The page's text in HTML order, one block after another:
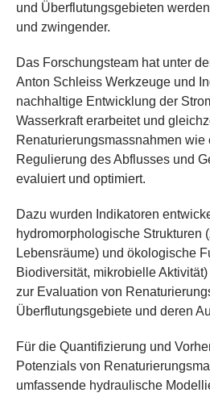
und Überflutungsgebieten
und zwingender.
Das Forschungsteam hat unter
Anton Schleiss Werkzeuge und
nachhaltige Entwicklung der
Wasserkraft erarbeitet und
Renaturierungsmassnahmen wie
Regulierung des Abflusses und
evaluiert und optimiert.
Dazu wurden Indikatoren
hydromorphologische Strukturen
Lebensräume) und ökologische
Biodiversität, mikrobielle
zur Evaluation von
Überflutungsgebiete und deren
Für die Quantifizierung und
Potenzials von
umfassende hydraulische